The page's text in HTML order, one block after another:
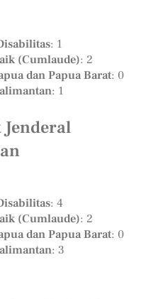
: 1
(Cumlaude): 2
dan Papua Barat: 0
: 1
: 4
(Cumlaude): 2
dan Papua Barat: 0
: 3